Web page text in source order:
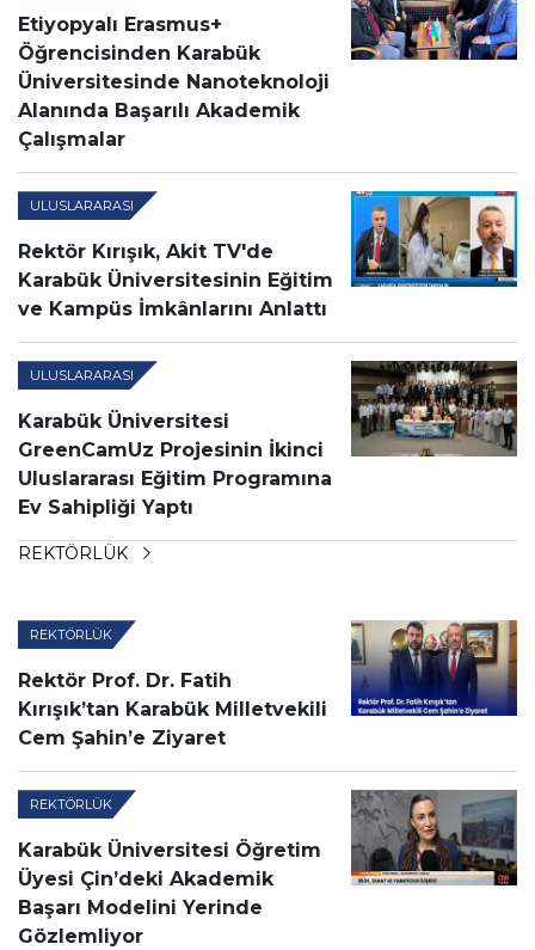
Etiyopyalı Erasmus+
Öğrencisinden Karabük
Üniversitesinde Nanoteknoloji
Alanında Başarılı Akademik
Çalışmalar
ULUSLARARASI
Rektör Kırışık, Akit TV'de
Karabük Üniversitesinin Eğitim
ve Kampüs İmkânlarını Anlattı
ULUSLARARASI
Karabük Üniversitesi
GreenCamUz Projesinin İkinci
Uluslararası Eğitim Programına
Ev Sahipliği Yaptı
REKTÖRLÜK
REKTÖRLÜK
Rektör Prof. Dr. Fatih
Kırışık’tan Karabük Milletvekili
Cem Şahin’e Ziyaret
REKTÖRLÜK
Karabük Üniversitesi Öğretim
Üyesi Çin’deki Akademik
Başarı Modelini Yerinde
Gözlemliyor